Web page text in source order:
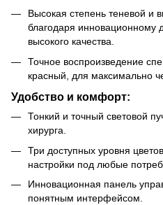
Высокая степень теневой и
благодаря инновационному
высокого качества.
Точное воспроизведение
красный, для максимально
Удобство и комфорт:
Тонкий и точный световой
хирурга.
Три доступных уровня
настройки под любые
Инновационная панель
понятным интерфейсом.